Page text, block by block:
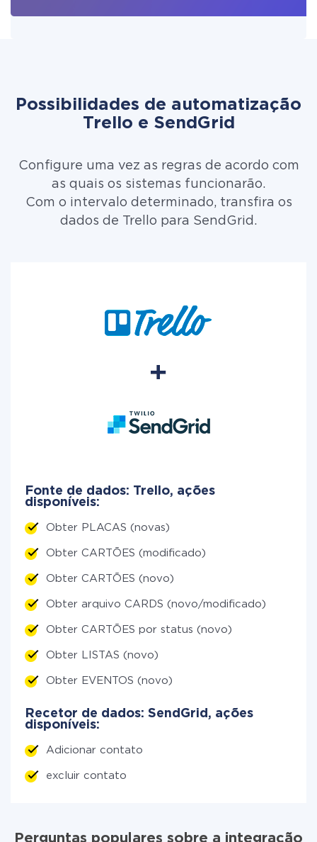
Possibilidades de automatização
Trello e SendGrid
Configure uma vez as regras de acordo com
as quais os sistemas funcionarão.
Com o intervalo determinado, transfira os
dados de Trello para SendGrid.
Fonte de dados: Trello, ações
disponíveis:
Obter PLACAS (novas)
Obter CARTÕES (modificado)
Obter CARTÕES (novo)
Obter arquivo CARDS (novo/modificado)
Obter CARTÕES por status (novo)
Obter LISTAS (novo)
Obter EVENTOS (novo)
Recetor de dados: SendGrid, ações
disponíveis:
Adicionar contato
excluir contato
Perguntas populares sobre a integração